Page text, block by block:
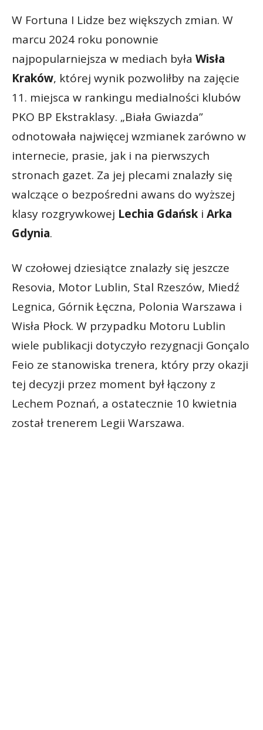
W Fortuna I Lidze bez większych zmian. W
marcu 2024 roku ponownie
najpopularniejsza w mediach była Wisła
Kraków, której wynik pozwoliłby na zajęcie
11. miejsca w rankingu medialności klubów
PKO BP Ekstraklasy. „Biała Gwiazda”
odnotowała najwięcej wzmianek zarówno w
internecie, prasie, jak i na pierwszych
stronach gazet. Za jej plecami znalazły się
walczące o bezpośredni awans do wyższej
klasy rozgrywkowej Lechia Gdańsk i Arka
Gdynia.
W czołowej dziesiątce znalazły się jeszcze
Resovia, Motor Lublin, Stal Rzeszów, Miedź
Legnica, Górnik Łęczna, Polonia Warszawa i
Wisła Płock. W przypadku Motoru Lublin
wiele publikacji dotyczyło rezygnacji Gonçalo
Feio ze stanowiska trenera, który przy okazji
tej decyzji przez moment był łączony z
Lechem Poznań, a ostatecznie 10 kwietnia
został trenerem Legii Warszawa.